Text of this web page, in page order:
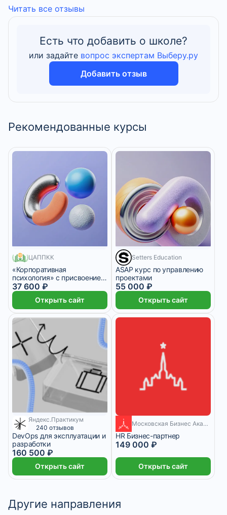
Читать все отзывы
Есть что добавить о школе?
или задайте вопрос экспертам Выберу.ру
Добавить отзыв
Рекомендованные курсы
580 месяцев
ЦАППКК
«Корпоративная
психология» с присвоением
квалификации
«Корпоративный психолог»
37 600 ₽
Открыть сайт
9 166 ₽/мес 2 месяца
Setters Education
ASAP курс по управлению
проектами
55 000 ₽
Открыть сайт
6 552 ₽/мес
Яндекс.Практикум
240 отзывов
DevOps для эксплуатации и
разработки
160 500 ₽
Открыть сайт
6 месяцев Московская Бизнес Академия
HR Бизнес-партнер
149 000 ₽
Открыть сайт
Другие направления